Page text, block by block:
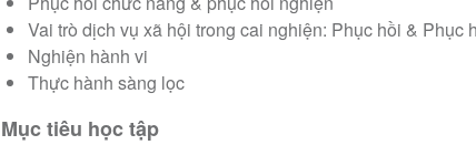
Vai trò dịch vụ xã hội trong cai nghiện: Phục hồi & Phục
Nghiện hành vi
Thực hành sàng lọc
Mục tiêu học tập